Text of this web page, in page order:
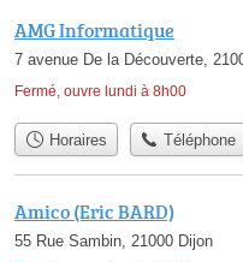
AMG Informatique
7 avenue De la Découverte,
Fermé, ouvre lundi à 8h00
Horaires Téléphone
Amico (Eric BARD)
55 Rue Sambin, 21000 Dijon